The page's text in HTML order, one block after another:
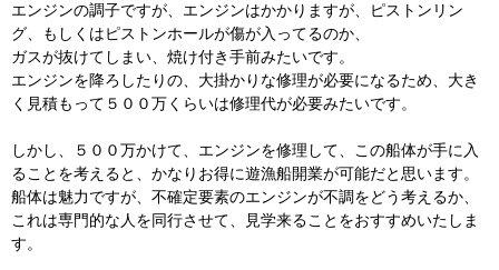
エンジンの調子ですが、エンジンはかかりますが、ピストンリン
グ、もしくはピストンホールが傷が入ってるのか、
ガスが抜けてしまい、焼け付き手前みたいです。
エンジンを降ろしたりの、大掛かりな修理が必要になるため、大き
く見積もって５００万くらいは修理代が必要みたいです。
しかし、５００万かけて、エンジンを修理して、この船体が手に入
ることを考えると、かなりお得に遊漁船開業が可能だと思います。
船体は魅力ですが、不確定要素のエンジンが不調をどう考えるか、
これは専門的な人を同行させて、見学来ることをおすすめいたしま
す。